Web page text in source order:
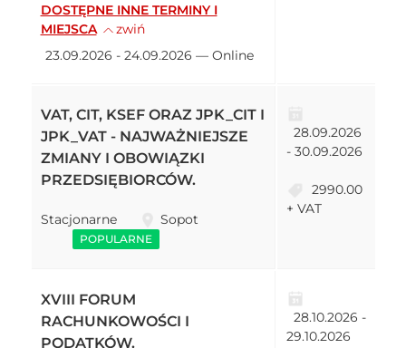
DOSTĘPNE INNE TERMINY I
MIEJSCA
zwiń
23.09.2026 - 24.09.2026 — Online
VAT, CIT, KSEF ORAZ JPK_CIT I
JPK_VAT - NAJWAŻNIEJSZE
ZMIANY I OBOWIĄZKI
PRZEDSIĘBIORCÓW.
Stacjonarne Sopot
POPULARNE
28.09.2026
- 30.09.2026
2990.00
+ VAT
XVIII FORUM
RACHUNKOWOŚCI I
PODATKÓW.
28.10.2026 -
29.10.2026